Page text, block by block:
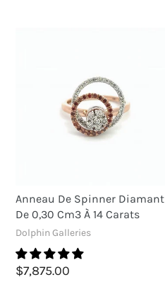
Anneau De Spinner Diamant
De 0,30 Cm3 À 14 Carats
Dolphin Galleries
$7,875.00